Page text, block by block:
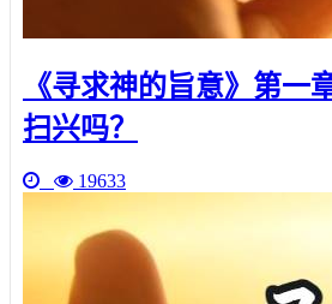
《寻求神的旨意》第一
扫兴吗？
19633